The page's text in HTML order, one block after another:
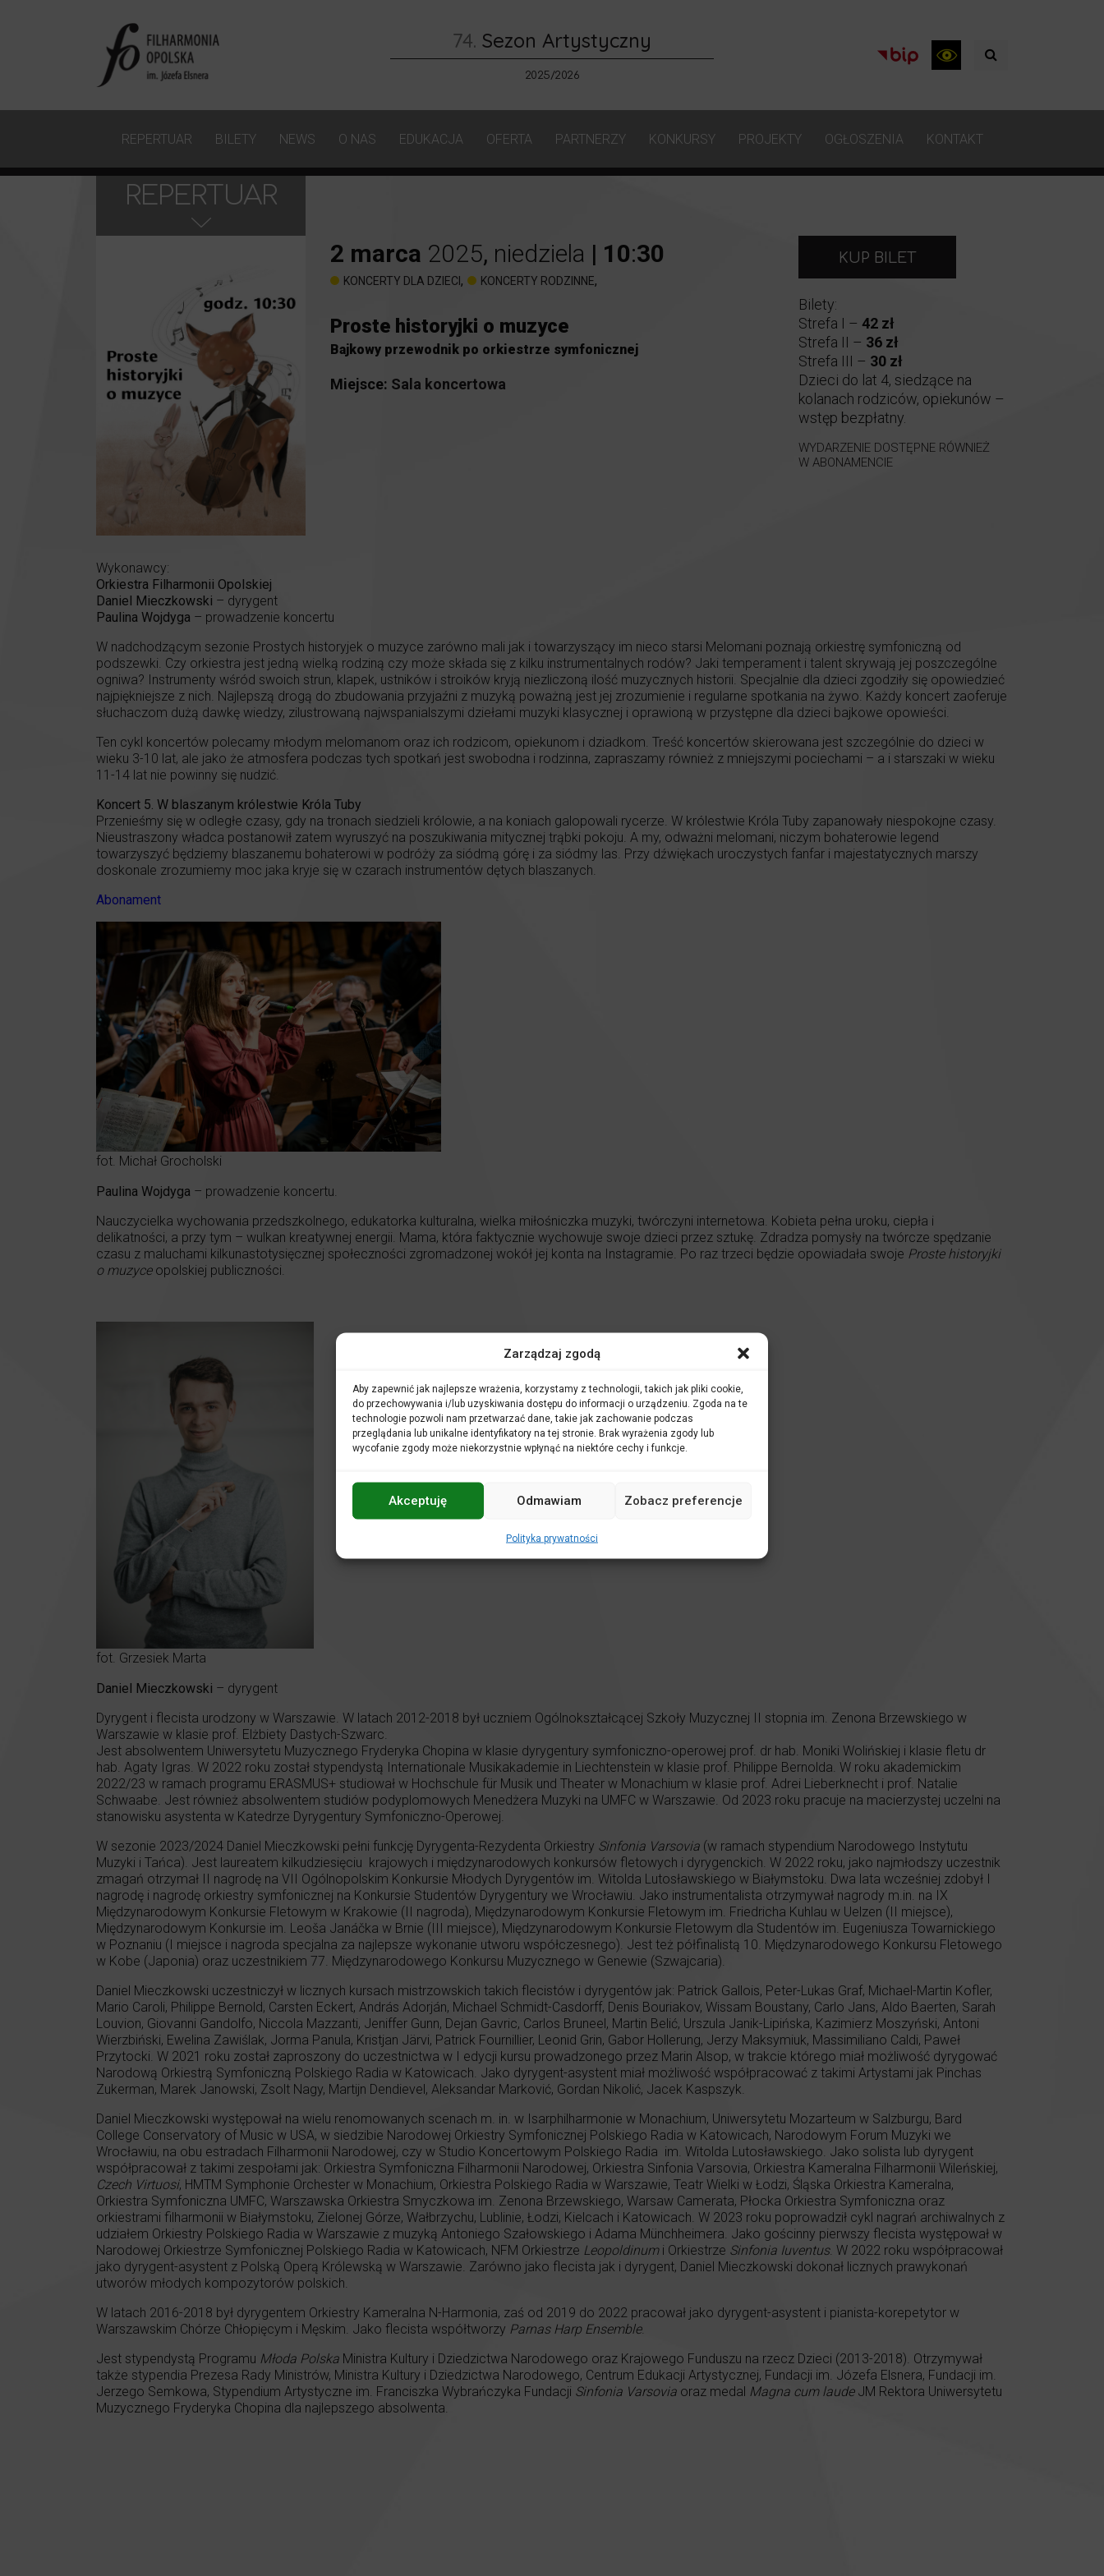
Zarządzaj zgodą
Aby zapewnić jak najlepsze wrażenia, korzystamy z technologii, takich jak pliki cookie,
do przechowywania i/lub uzyskiwania dostępu do informacji o urządzeniu. Zgoda na te
technologie pozwoli nam przetwarzać dane, takie jak zachowanie podczas
przeglądania lub unikalne identyfikatory na tej stronie. Brak wyrażenia zgody lub
wycofanie zgody może niekorzystnie wpłynąć na niektóre cechy i funkcje.
Akceptuję Odmawiam Zobacz preferencje
Polityka prywatności
74. Sezon Artystyczny
2025/2026
REPERTUAR BILETY NEWS O NAS EDUKACJA OFERTA PARTNERZY KONKURSY PROJEKTY OGŁOSZENIA KONTAKT
REPERTUAR
2 marca 2025, niedziela | 10:30
KONCERTY DLA DZIECI , KONCERTY RODZINNE,
Proste historyjki o muzyce
Bajkowy przewodnik po orkiestrze symfonicznej
Miejsce: Sala koncertowa
KUP BILET
Bilety:
Strefa I – 42 zł
Strefa II – 36 zł
Strefa III – 30 zł
Dzieci do lat 4, siedzące na
kolanach rodziców, opiekunów –
wstęp bezpłatny.
WYDARZENIE DOSTĘPNE RÓWNIEŻ
W ABONAMENCIE
Wykonawcy:
Orkiestra Filharmonii Opolskiej
Daniel Mieczkowski – dyrygent
Paulina Wojdyga – prowadzenie koncertu
W nadchodzącym sezonie Prostych historyjek o muzyce zarówno mali jak i towarzyszący im nieco starsi Melomani poznają orkiestrę symfoniczną od
podszewki. Czy orkiestra jest jedną wielką rodziną czy może składa się z kilku instrumentalnych rodów? Jaki temperament i talent skrywają jej poszczególne
ogniwa? Instrumenty wśród swoich strun, klapek, ustników i stroików kryją niezliczoną ilość muzycznych historii. Specjalnie dla dzieci zgodziły się opowiedzieć
najpiękniejsze z nich. Najlepszą drogą do zbudowania przyjaźni z muzyką poważną jest jej zrozumienie i regularne spotkania na żywo. Każdy koncert zaoferuje
słuchaczom dużą dawkę wiedzy, zilustrowaną najwspanialszymi dziełami muzyki klasycznej i oprawioną w przystępne dla dzieci bajkowe opowieści.
Ten cykl koncertów polecamy młodym melomanom oraz ich rodzicom, opiekunom i dziadkom. Treść koncertów skierowana jest szczególnie do dzieci w
wieku 3-10 lat, ale jako że atmosfera podczas tych spotkań jest swobodna i rodzinna, zapraszamy również z mniejszymi pociechami – a i starszaki w wieku
11-14 lat nie powinny się nudzić.
Koncert 5. W blaszanym królestwie Króla Tuby
Przenieśmy się w odległe czasy, gdy na tronach siedzieli królowie, a na koniach galopowali rycerze. W królestwie Króla Tuby zapanowały niespokojne czasy.
Nieustraszony władca postanowił zatem wyruszyć na poszukiwania mitycznej trąbki pokoju. A my, odważni melomani, niczym bohaterowie legend
towarzyszyć będziemy blaszanemu bohaterowi w podróży za siódmą górę i za siódmy las. Przy dźwiękach uroczystych fanfar i majestatycznych marszy
doskonale zrozumiemy moc jaka kryje się w czarach instrumentów dętych blaszanych.
Abonament
fot. Michał Grocholski
Paulina Wojdyga – prowadzenie koncertu.
Nauczycielka wychowania przedszkolnego, edukatorka kulturalna, wielka miłośniczka muzyki, twórczyni internetowa. Kobieta pełna uroku, ciepła i
delikatności, a przy tym – wulkan kreatywnej energii. Mama, która faktycznie wychowuje swoje dzieci przez sztukę. Zdradza pomysły na twórcze spędzanie
czasu z maluchami kilkunastotysięcznej społeczności zgromadzonej wokół jej konta na Instagramie. Po raz trzeci będzie opowiadała swoje Proste historyjki
o muzyceopolskiej publiczności.
fot. Grzesiek Marta
Daniel Mieczkowski – dyrygent
Dyrygent i flecista urodzony w Warszawie. W latach 2012-2018 był uczniem Ogólnokształcącej Szkoły Muzycznej II stopnia im. Zenona Brzewskiego w
Warszawie w klasie prof. Elżbiety Dastych-Szwarc.
Jest absolwentem Uniwersytetu Muzycznego Fryderyka Chopina w klasie dyrygentury symfoniczno-operowej prof. dr hab. Moniki Wolińskiej i klasie fletu dr
hab. Agaty Igras. W 2022 roku został stypendystą Internationale Musikakademie in Liechtenstein w klasie prof. Philippe Bernolda. W roku akademickim
2022/23 w ramach programu ERASMUS+ studiował w Hochschule für Musik und Theater w Monachium w klasie prof. Adrei Lieberknecht i prof. Natalie
Schwaabe. Jest również absolwentem studiów podyplomowych Menedżera Muzyki na UMFC w Warszawie. Od 2023 roku pracuje na macierzystej uczelni na
stanowisku asystenta w Katedrze Dyrygentury Symfoniczno-Operowej.
W sezonie 2023/2024 Daniel Mieczkowski pełni funkcję Dyrygenta-Rezydenta Orkiestry Sinfonia Varsovia (w ramach stypendium Narodowego Instytutu
Muzyki i Tańca). Jest laureatem kilkudziesięciu krajowych i międzynarodowych konkursów fletowych i dyrygenckich. W 2022 roku, jako najmłodszy uczestnik
zmagań otrzymał II nagrodę na VII Ogólnopolskim Konkursie Młodych Dyrygentów im. Witolda Lutosławskiego w Białymstoku. Dwa lata wcześniej zdobył I
nagrodę i nagrodę orkiestry symfonicznej na Konkursie Studentów Dyrygentury we Wrocławiu. Jako instrumentalista otrzymywał nagrody m.in. na IX
Międzynarodowym Konkursie Fletowym w Krakowie (II nagroda), Międzynarodowym Konkursie Fletowym im. Friedricha Kuhlau w Uelzen (II miejsce),
Międzynarodowym Konkursie im. Leoša Janáčka w Brnie (III miejsce), Międzynarodowym Konkursie Fletowym dla Studentów im. Eugeniusza Towarnickiego
w Poznaniu (I miejsce i nagroda specjalna za najlepsze wykonanie utworu współczesnego). Jest też półfinalistą 10. Międzynarodowego Konkursu Fletowego
w Kobe (Japonia) oraz uczestnikiem 77. Międzynarodowego Konkursu Muzycznego w Genewie (Szwajcaria).
Daniel Mieczkowski uczestniczył w licznych kursach mistrzowskich takich flecistów i dyrygentów jak: Patrick Gallois, Peter-Lukas Graf, Michael-Martin Kofler,
Mario Caroli, Philippe Bernold, Carsten Eckert, András Adorján, Michael Schmidt-Casdorff, Denis Bouriakov, Wissam Boustany, Carlo Jans, Aldo Baerten, Sarah
Louvion, Giovanni Gandolfo, Niccola Mazzanti, Jeniffer Gunn, Dejan Gavric, Carlos Bruneel, Martin Belić, Urszula Janik-Lipińska, Kazimierz Moszyński, Antoni
Wierzbiński, Ewelina Zawiślak, Jorma Panula, Kristjan Järvi, Patrick Fournillier, Leonid Grin, Gabor Hollerung, Jerzy Maksymiuk, Massimiliano Caldi, Paweł
Przytocki. W 2021 roku został zaproszony do uczestnictwa w I edycji kursu prowadzonego przez Marin Alsop, w trakcie którego miał możliwość dyrygować
Narodową Orkiestrą Symfoniczną Polskiego Radia w Katowicach. Jako dyrygent-asystent miał możliwość współpracować z takimi Artystami jak Pinchas
Zukerman, Marek Janowski, Zsolt Nagy, Martijn Dendievel, Aleksandar Marković, Gordan Nikolić, Jacek Kaspszyk.
Daniel Mieczkowski występował na wielu renomowanych scenach m. in. w Isarphilharmonie w Monachium, Uniwersytetu Mozarteum w Salzburgu, Bard
College Conservatory of Music w USA, w siedzibie Narodowej Orkiestry Symfonicznej Polskiego Radia w Katowicach, Narodowym Forum Muzyki we
Wrocławiu, na obu estradach Filharmonii Narodowej, czy w Studio Koncertowym Polskiego Radia im. Witolda Lutosławskiego. Jako solista lub dyrygent
współpracował z takimi zespołami jak: Orkiestra Symfoniczna Filharmonii Narodowej, Orkiestra Sinfonia Varsovia, Orkiestra Kameralna Filharmonii Wileńskiej,
Czech Virtuosi, HMTM Symphonie Orchester w Monachium, Orkiestra Polskiego Radia w Warszawie, Teatr Wielki w Łodzi, Śląska Orkiestra Kameralna,
Orkiestra Symfoniczna UMFC, Warszawska Orkiestra Smyczkowa im. Zenona Brzewskiego, Warsaw Camerata, Płocka Orkiestra Symfoniczna oraz
orkiestrami filharmonii w Białymstoku, Zielonej Górze, Wałbrzychu, Lublinie, Łodzi, Kielcach i Katowicach. W 2023 roku poprowadził cykl nagrań archiwalnych z
udziałem Orkiestry Polskiego Radia w Warszawie z muzyką Antoniego Szałowskiego i Adama Münchheimera. Jako gościnny pierwszy flecista występował w
Narodowej Orkiestrze Symfonicznej Polskiego Radia w Katowicach, NFM Orkiestrze Leopoldinumi Orkiestrze Sinfonia Iuventus. W 2022 roku współpracował
jako dyrygent-asystent z Polską Operą Królewską w Warszawie. Zarówno jako flecista jak i dyrygent, Daniel Mieczkowski dokonał licznych prawykonań
utworów młodych kompozytorów polskich.
W latach 2016-2018 był dyrygentem Orkiestry Kameralna N-Harmonia, zaś od 2019 do 2022 pracował jako dyrygent-asystent i pianista-korepetytor w
Warszawskim Chórze Chłopięcym i Męskim. Jako flecista współtworzy Parnas Harp Ensemble.
Jest stypendystą Programu Młoda Polska Ministra Kultury i Dziedzictwa Narodowego oraz Krajowego Funduszu na rzecz Dzieci (2013-2018). Otrzymywał
także stypendia Prezesa Rady Ministrów, Ministra Kultury i Dziedzictwa Narodowego, Centrum Edukacji Artystycznej, Fundacji im. Józefa Elsnera, Fundacji im.
Jerzego Semkowa, Stypendium Artystyczne im. Franciszka Wybrańczyka Fundacji Sinfonia Varsovia oraz medal Magna cum laudeJM Rektora Uniwersytetu
Muzycznego Fryderyka Chopina dla najlepszego absolwenta.